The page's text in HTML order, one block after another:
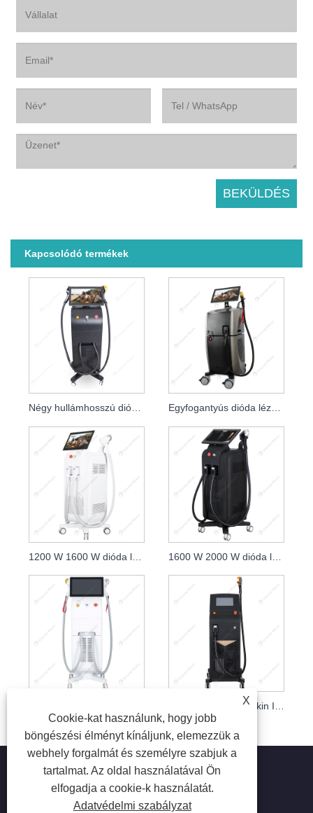
Kapcsolódó termékek
Négy hullámhosszú dióda lézeres szőrtelenítés
1200 W 1600 W dióda lézer 808 nm bőrfiatalító klinika
X
Cookie-kat használunk, hogy jobb
böngészési élményt kínáljunk, elemezzük a
webhely forgalmát és személyre szabjuk a
tartalmat. Az oldal használatával Ön
elfogadja a cookie-k használatát.
Adatvédelmi szabályzat
Copyright © 2023 Beijing Oriental Wison Technology